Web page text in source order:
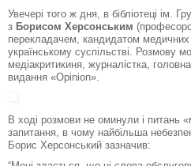
Увечері того ж дня, в бібліотеці ім.
з Борисом Херсонським
перекладачем, кандидатом
українському суспільстві. Розмову
медіакритикиня, журналістка,
видання «Оріnion».
В ході розмови не оминули і питань
запитання, в чому найбільша
Борис Херсонський зазначив: